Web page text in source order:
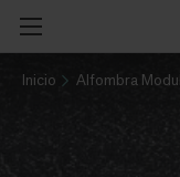
Inicio Alfombra